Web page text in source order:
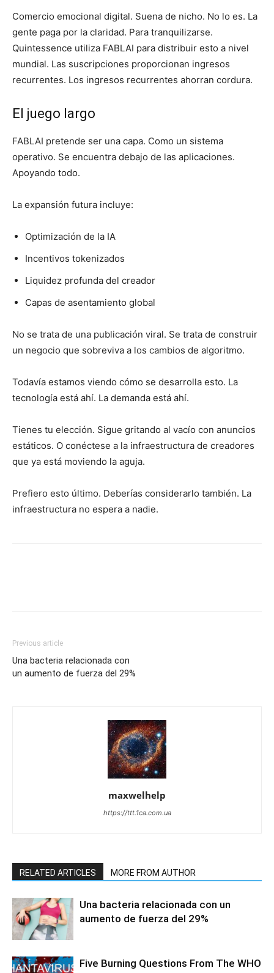
Comercio emocional digital. Suena de nicho. No lo es. La
gente paga por la claridad. Para tranquilizarse.
Quintessence utiliza FABLAI para distribuir esto a nivel
mundial. Las suscripciones proporcionan ingresos
recurrentes. Los ingresos recurrentes ahorran cordura.
El juego largo
FABLAI pretende ser una capa. Como un sistema
operativo. Se encuentra debajo de las aplicaciones.
Apoyando todo.
La expansión futura incluye:
Optimización de la IA
Incentivos tokenizados
Liquidez profunda del creador
Capas de asentamiento global
No se trata de una publicación viral. Se trata de construir
un negocio que sobreviva a los cambios de algoritmo.
Todavía estamos viendo cómo se desarrolla esto. La
tecnología está ahí. La demanda está ahí.
Tienes tu elección. Sigue gritando al vacío con anuncios
estáticos. O conéctese a la infraestructura de creadores
que ya está moviendo la aguja.
Prefiero esto último. Deberías considerarlo también. La
infraestructura no espera a nadie.
Previous article
Una bacteria relacionada con
un aumento de fuerza del 29%
maxwelhelp
https://ttt.1ca.com.ua
RELATED ARTICLES MORE FROM AUTHOR
Una bacteria relacionada con un
aumento de fuerza del 29%
Five Burning Questions From The WHO